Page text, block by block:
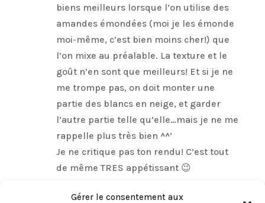
Gérer le consentement aux
biens meilleurs lorsque l’on utilise des
amandes émondées (moi je les émonde
moi-même, c’est bien moins cher!) que
l’on mixe au préalable. La texture et le
goût n’en sont que meilleurs! Et si je ne
me trompe pas, on doit monter une
partie des blancs en neige, et garder
l’autre partie telle qu’elle…mais je ne me
rappelle plus très bien ^^’
Je ne critique pas ton rendu! C’est tout
de même TRES appétissant 😉